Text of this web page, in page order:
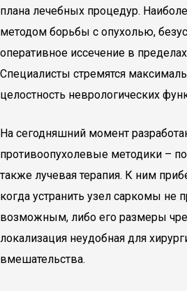
плана лечебных процедур.
методом борьбы с опухолью,
оперативное иссечение в
Специалисты стремятся
целостность неврологических
На сегодняшний момент
противоопухолевые методики –
также лучевая терапия. К ним
когда устранить узел саркомы не
возможным, либо его размеры
локализация неудобная для
вмешательства.